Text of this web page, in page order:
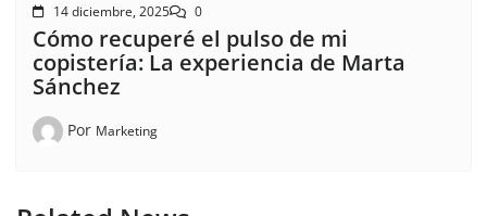
14 diciembre, 2025 0
Cómo recuperé el pulso de mi
copistería: La experiencia de Marta
Sánchez
Por Marketing